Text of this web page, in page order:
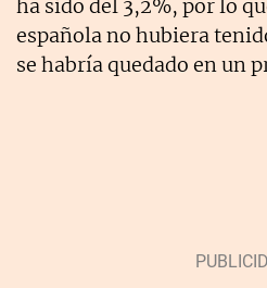
ha sido del 3,2%, por lo
española no hubiera
se habría quedado en un